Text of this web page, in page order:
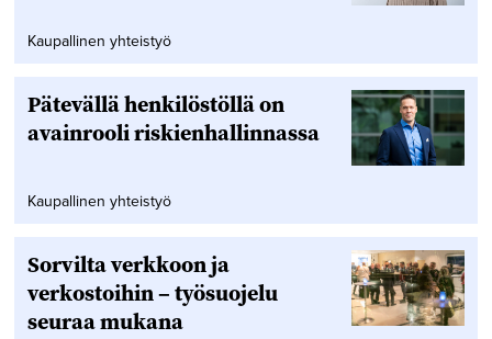
Kaupallinen yhteistyö
Pätevällä henkilöstöllä on
avainrooli riskienhallinnassa
Kaupallinen yhteistyö
Sorvilta verkkoon ja
verkostoihin – työsuojelu
seuraa mukana